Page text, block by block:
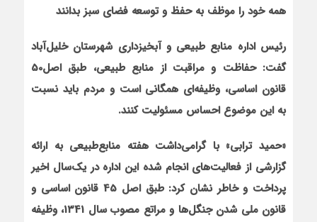
همه خود را موظف به حفظ و توسعه فضای سبز بدانند
رئيس اداره منابع طبيعي و آبخيزداري شهرستان خليلآباد
گفت: حفاظت و مراقبت از منابع طبيعي، طبق اصل50
قانون اساسي، وظيفهاي همگاني است و مردم بايد نسبت
به اين موضوع احساس مسئوليت کنند.
«حميد ترابي» با گراميداشت هفته منابعطبيعي به ارائه
گزارشي از فعاليتهاي انجام شده اين اداره در يکسال اخير
پرداخت و خاطر نشان کرد: طبق اصل 45 قانون اساسي و
قانون ملي شدن جنگل
ها و مراتع مصوب سال 1341، وظيفه